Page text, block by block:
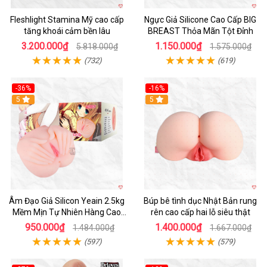
Fleshlight Stamina Mỹ cao cấp
tăng khoái cảm bền lâu
3.200.000₫ 5.818.000₫
(732)
Ngực Giả Silicone Cao Cấp BIG
BREAST Thỏa Mãn Tột Đỉnh
1.150.000₫ 1.575.000₫
(619)
-36%
Hot
5
Âm Đạo Giả Silicon Yeain 2.5kg
Mềm Mịn Tự Nhiên Hàng Cao
Cấp
950.000₫ 1.484.000₫
(597)
-16%
Hot
5
Búp bê tình dục Nhật Bản rung
rên cao cấp hai lỗ siêu thật
1.400.000₫ 1.667.000₫
(579)